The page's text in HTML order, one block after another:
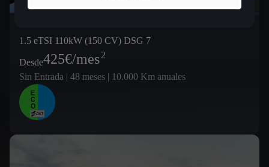
1.5 eTSI 110kW (150 CV) DSG 7
Desde425€/mes2
Sin Entrada | 48 meses | 10.000 Km anuales